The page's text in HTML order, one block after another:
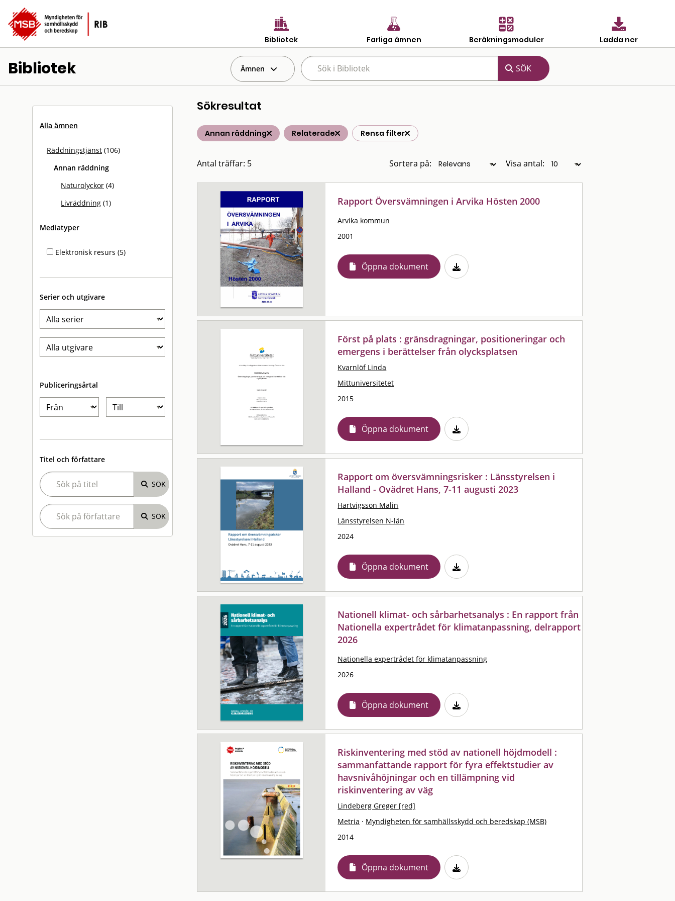
Bibliotek Farliga ämnen Beräkningsmoduler Ladda ner
Bibliotek Ämnen
Alla ämnen
Räddningstjänst (106)
Annan räddning
Naturolyckor (4)
Livräddning (1)
Mediatyper
Elektronisk resurs (5)
Serier och utgivare
Publiceringsårtal
Titel och författare
Sökresultat
Annan räddning Relaterade Rensa filter
Antal träffar: 5 Sortera på: Visa antal:
Rapport Översvämningen i Arvika Hösten 2000
Arvika kommun
2001
Öppna dokument
Först på plats : gränsdragningar, positioneringar och
emergens i berättelser från olycksplatsen
Kvarnlöf Linda
Mittuniversitetet
2015
Öppna dokument
Rapport om översvämningsrisker : Länsstyrelsen i
Halland - Ovädret Hans, 7-11 augusti 2023
Hartvigsson Malin
Länsstyrelsen N-län
2024
Öppna dokument
Nationell klimat- och sårbarhetsanalys : En rapport från
Nationella expertrådet för klimatanpassning, delrapport
2026
Nationella expertrådet för klimatanpassning
2026
Öppna dokument
Riskinventering med stöd av nationell höjdmodell :
sammanfattande rapport för fyra effektstudier av
havsnivåhöjningar och en tillämpning vid
riskinventering av väg
Lindeberg Greger [red]
Metria · Myndigheten för samhällsskydd och beredskap (MSB)
2014
Öppna dokument